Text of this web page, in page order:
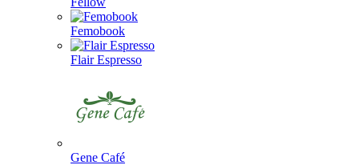
Femobook
Flair Espresso
Gene Café